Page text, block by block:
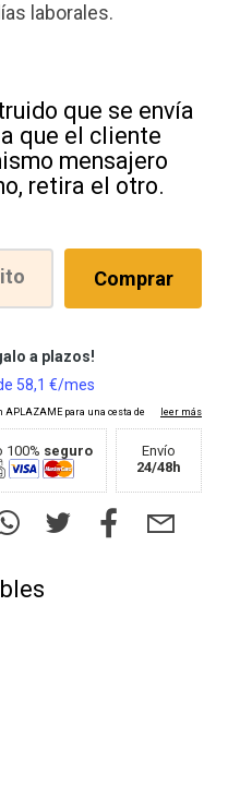
laborales.
que se envía
que el cliente
mensajero
retira el otro.
Comprar
100% seguro
Envío
24/48h